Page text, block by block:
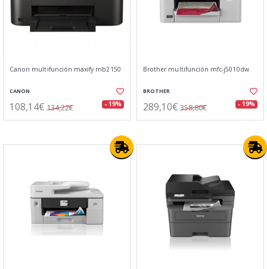
Canon multifunción maxify mb2150
CANON
108,14€ 134,22€ - 19%
Brother multifunción mfc-j5010dw
BROTHER
289,10€ 358,80€ - 19%